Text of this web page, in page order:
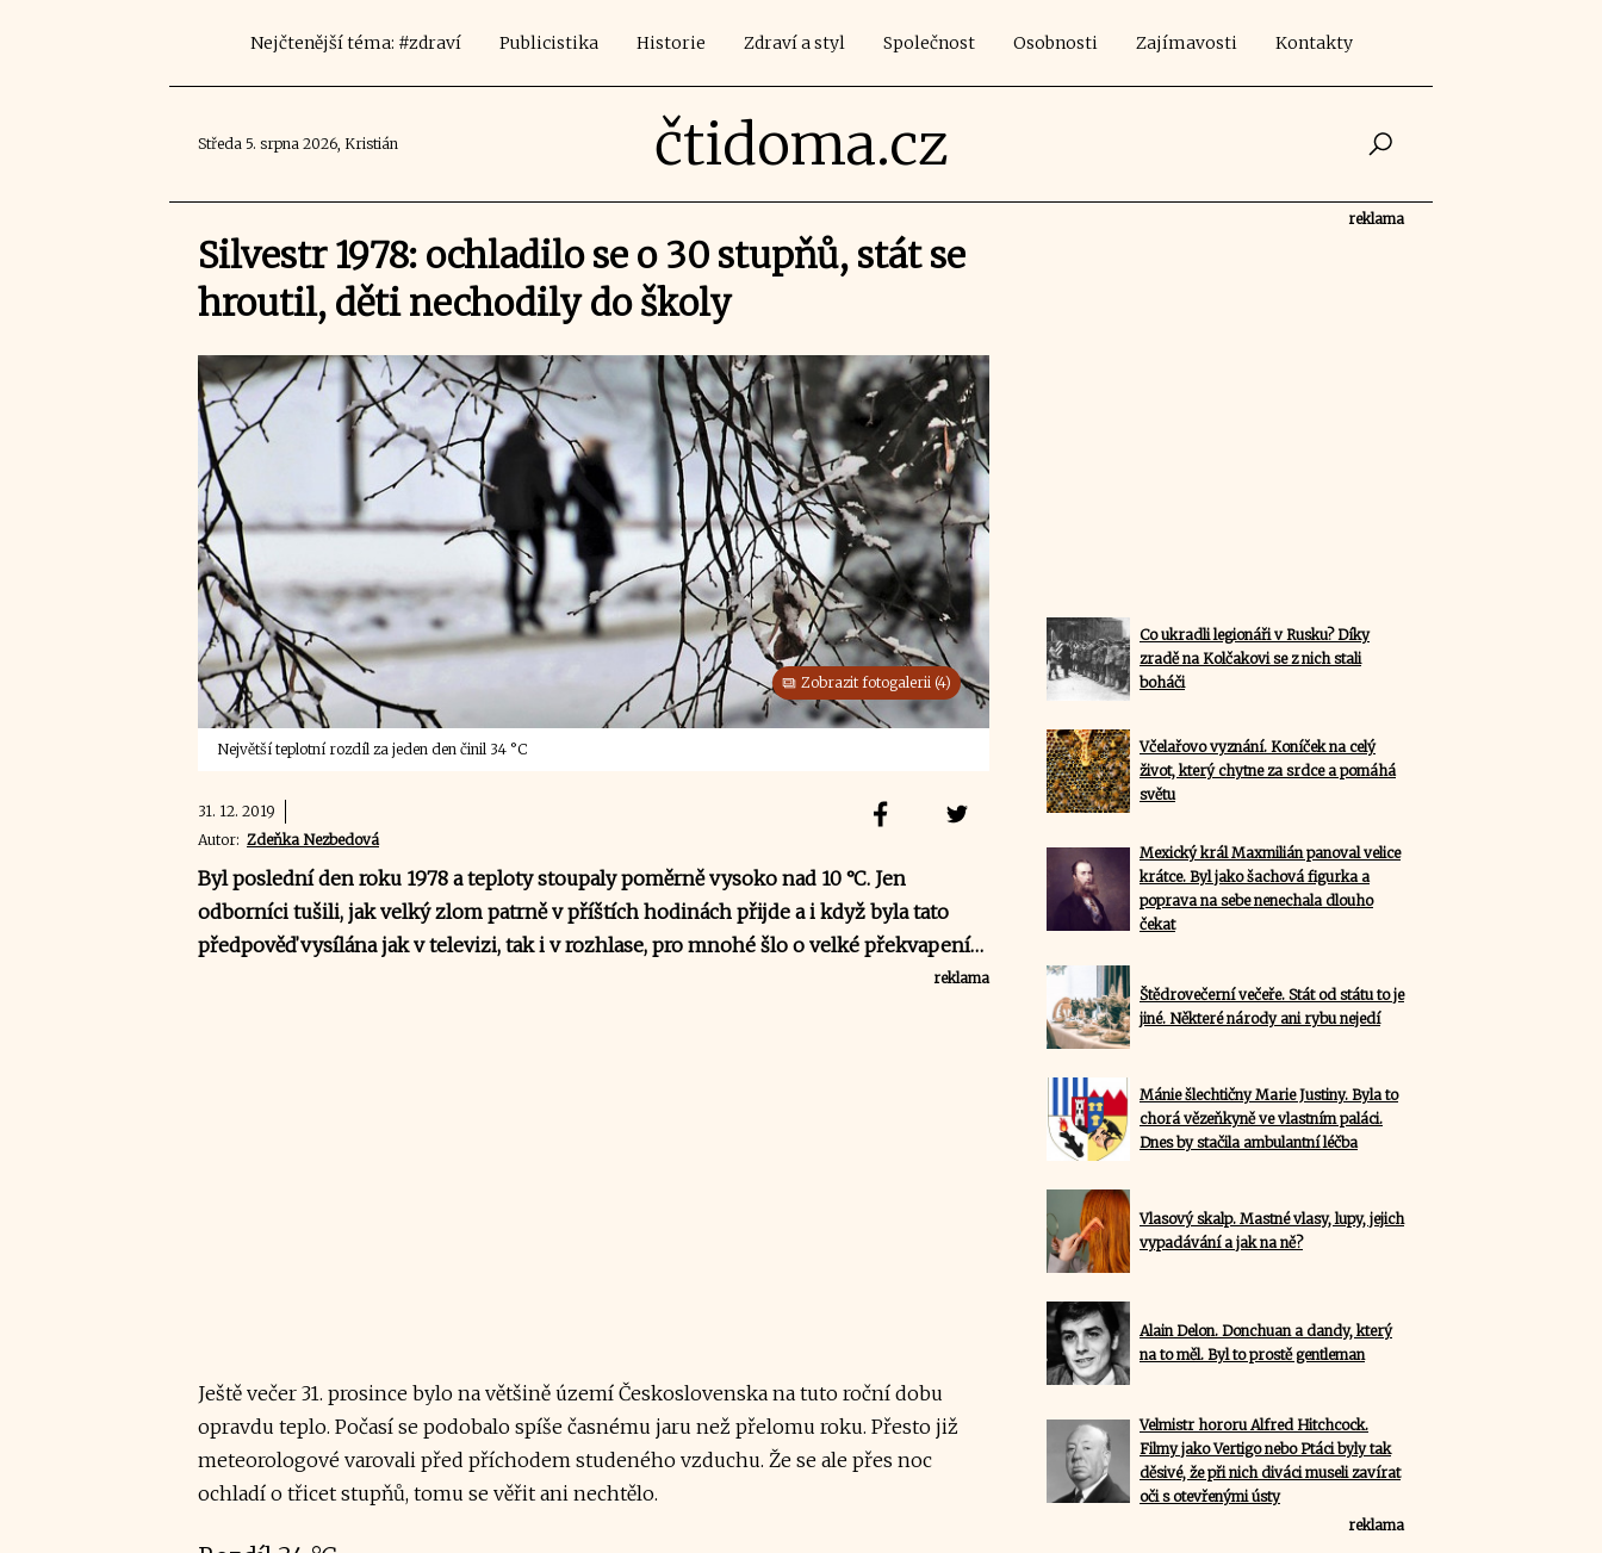
Nejčtenější téma: #zdraví Publicistika Historie Zdraví a styl Společnost Osobnosti Zajímavosti Kontakty
Středa 5. srpna 2026, Kristián čtidoma.cz
Silvestr 1978: ochladilo se o 30 stupňů, stát se
hroutil, děti nechodily do školy
Zobrazit fotogalerii (4)
Největší teplotní rozdíl za jeden den činil 34 °C
31. 12. 2019
Autor: Zdeňka Nezbedová
Byl poslední den roku 1978 a teploty stoupaly poměrně vysoko nad 10 °C. Jen
odborníci tušili, jak velký zlom patrně v příštích hodinách přijde a i když byla tato
předpověď vysílána jak v televizi, tak i v rozhlase, pro mnohé šlo o velké překvapení…
reklama
Ještě večer 31. prosince bylo na většině území Československa na tuto roční dobu
opravdu teplo. Počasí se podobalo spíše časnému jaru než přelomu roku. Přesto již
meteorologové varovali před příchodem studeného vzduchu. Že se ale přes noc
ochladí o třicet stupňů, tomu se věřit ani nechtělo.
reklama
Co ukradli legionáři v Rusku? Díky
zradě na Kolčakovi se z nich stali
boháči
Včelařovo vyznání. Koníček na celý
život, který chytne za srdce a pomáhá
světu
Mexický král Maxmilián panoval velice
krátce. Byl jako šachová figurka a
poprava na sebe nenechala dlouho
čekat
Štědrovečerní večeře. Stát od státu to je
jiné. Některé národy ani rybu nejedí
Mánie šlechtičny Marie Justiny. Byla to
chorá vězeňkyně ve vlastním paláci.
Dnes by stačila ambulantní léčba
Vlasový skalp. Mastné vlasy, lupy, jejich
vypadávání a jak na ně?
Alain Delon. Donchuan a dandy, který
na to měl. Byl to prostě gentleman
Velmistr hororu Alfred Hitchcock.
Filmy jako Vertigo nebo Ptáci byly tak
děsivé, že při nich diváci museli zavírat
oči s otevřenými ústy
reklama